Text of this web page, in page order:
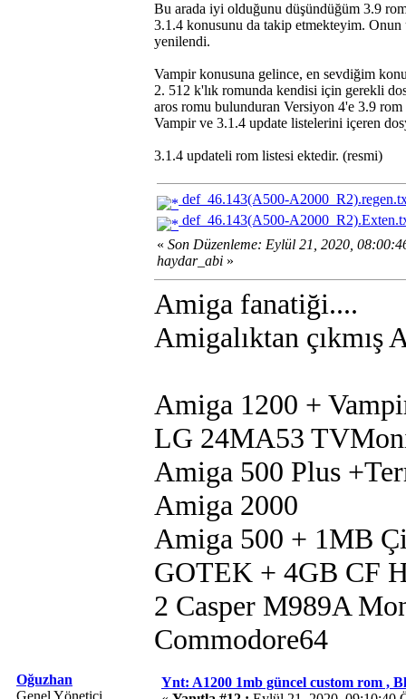
Bu arada iyi olduğunu düşündüğüm 3.9
3.1.4 konusunu da takip etmekteyim.
yenilendi.
Vampir konusuna gelince, en sevdiğim
2. 512 k'lık romunda kendisi için gerekli
aros romu bulunduran Versiyon 4'e 3.9 rom
Vampir ve 3.1.4 update listelerini içeren
3.1.4 updateli rom listesi ektedir. (resmi)
def_46.143(A500-
def_46.143(A500-
« Son Düzenleme: Eylül 21, 2020,
haydar_abi »
Amiga fanatiği....
Amigalıktan çıkmış
Amiga 1200 +
LG 24MA53
Amiga 500 Plus
Amiga 2000
Amiga 500 + 1MB
GOTEK + 4GB CF
2 Casper M989A
Commodore64
Oğuzhan
Genel Yönetici
Ynt: A1200 1mb güncel custom rom ,